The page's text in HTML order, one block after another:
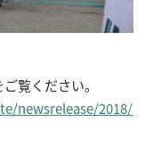
覧ください。
newsrelease/2018/